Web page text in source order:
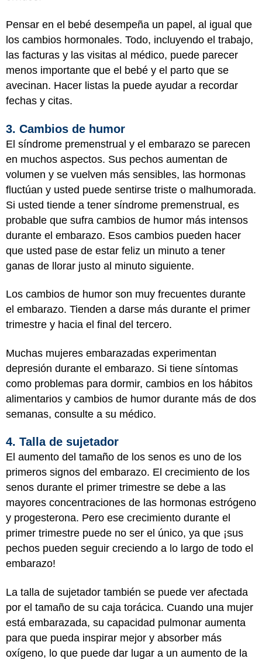
Pensar en el bebé desempeña un papel, al igual que
los cambios hormonales. Todo, incluyendo el trabajo,
las facturas y las visitas al médico, puede parecer
menos importante que el bebé y el parto que se
avecinan. Hacer listas la puede ayudar a recordar
fechas y citas.
3. Cambios de humor
El síndrome premenstrual y el embarazo se parecen
en muchos aspectos. Sus pechos aumentan de
volumen y se vuelven más sensibles, las hormonas
fluctúan y usted puede sentirse triste o malhumorada.
Si usted tiende a tener síndrome premenstrual, es
probable que sufra cambios de humor más intensos
durante el embarazo. Esos cambios pueden hacer
que usted pase de estar feliz un minuto a tener
ganas de llorar justo al minuto siguiente.
Los cambios de humor son muy frecuentes durante
el embarazo. Tienden a darse más durante el primer
trimestre y hacia el final del tercero.
Muchas mujeres embarazadas experimentan
depresión durante el embarazo. Si tiene síntomas
como problemas para dormir, cambios en los hábitos
alimentarios y cambios de humor durante más de dos
semanas, consulte a su médico.
4. Talla de sujetador
El aumento del tamaño de los senos es uno de los
primeros signos del embarazo. El crecimiento de los
senos durante el primer trimestre se debe a las
mayores concentraciones de las hormonas estrógeno
y progesterona. Pero ese crecimiento durante el
primer trimestre puede no ser el único, ya que ¡sus
pechos pueden seguir creciendo a lo largo de todo el
embarazo!
La talla de sujetador también se puede ver afectada
por el tamaño de su caja torácica. Cuando una mujer
está embarazada, su capacidad pulmonar aumenta
para que pueda inspirar mejor y absorber más
oxígeno, lo que puede dar lugar a un aumento de la